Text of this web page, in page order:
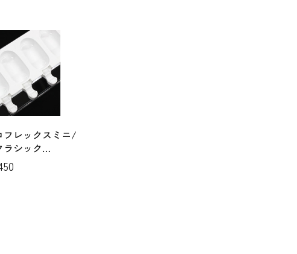
フレックスミニ/
ラシック
）8取り×2枚
ー＆スティック